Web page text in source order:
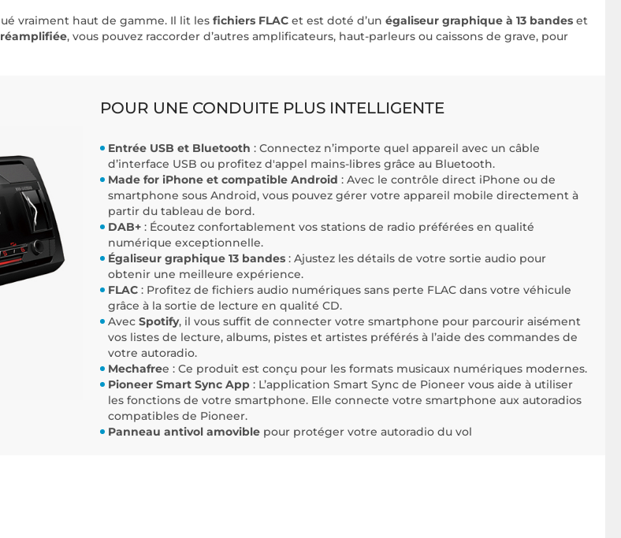
vraiment haut de gamme. Il lit les fichiers FLAC et est doté d’un égaliseur graphique à 13 bandes et
, vous pouvez raccorder d’autres amplificateurs, haut-parleurs ou caissons de grave, pour
POUR UNE CONDUITE PLUS INTELLIGENTE
Entrée USB et Bluetooth : Connectez n’importe quel appareil avec un câble
d’interface USB ou profitez d'appel mains-libres grâce au Bluetooth.
Made for iPhone et compatible Android : Avec le contrôle direct iPhone ou de
smartphone sous Android, vous pouvez gérer votre appareil mobile directement à
partir du tableau de bord.
DAB+ : Écoutez confortablement vos stations de radio préférées en qualité
numérique exceptionnelle.
Égaliseur graphique 13 bandes : Ajustez les détails de votre sortie audio pour
obtenir une meilleure expérience.
FLAC : Profitez de fichiers audio numériques sans perte FLAC dans votre véhicule
grâce à la sortie de lecture en qualité CD.
Avec Spotify, il vous suffit de connecter votre smartphone pour parcourir aisément
vos listes de lecture, albums, pistes et artistes préférés à l’aide des commandes de
votre autoradio.
Mechafree : Ce produit est conçu pour les formats musicaux numériques modernes.
Pioneer Smart Sync App : L’application Smart Sync de Pioneer vous aide à utiliser
les fonctions de votre smartphone. Elle connecte votre smartphone aux autoradios
compatibles de Pioneer.
Panneau antivol amovible pour protéger votre autoradio du vol